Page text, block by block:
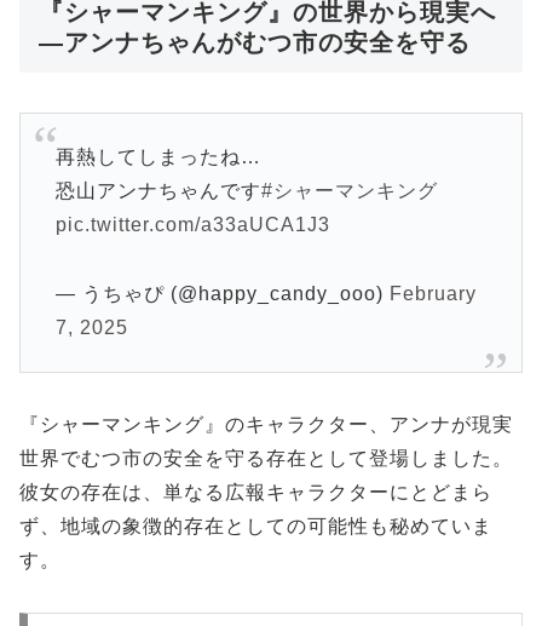
『シャーマンキング』の世界から現実へ
—アンナちゃんがむつ市の安全を守る
再熱してしまったね…
恐山アンナちゃんです#シャーマンキング
pic.twitter.com/a33aUCA1J3
— うちゃぴ (@happy_candy_ooo) February
7, 2025
『シャーマンキング』のキャラクター、アンナが現実
世界でむつ市の安全を守る存在として登場しました。
彼女の存在は、単なる広報キャラクターにとどまら
ず、地域の象徴的存在としての可能性も秘めていま
す。